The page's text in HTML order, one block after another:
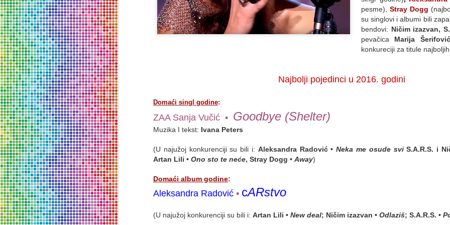
pesme),Stray Dogg
su singlovi i albumi bili
bendovi: Ničim izazvan,
pevačica Marija Šerifović
konkureciji za titule
Najbolji pojedinci u 2016. godini
Domaći singl godine:
ZAA Sanja Vučić • Goodbye (Shelter)
Muzika I tekst: Ivana Peters
(U najužoj konkurenciji su bili i: Aleksandra Radović• Neka me osude sviS.A.R.S. i
Artan Lili • Ono sto te neće, Stray Dogg • Away)
Domaći album godine:
Aleksandra Radović • cARstvo
(U najužoj konkurenciji su bili i: Artan Lili • New deal; Ničim izazvan • Odlaziš; S.A.R.S. •
• SRPSKOJ
projekat Zlatka Pakovića,
festivala – Sterijinog
najbolju predstavu i režiju).
MAR
27
SVETSKI DAN
27.03.2026. - poruka
NOV
17. DESIRÉ Central
Lupus in fabula -
pozorja - intervju